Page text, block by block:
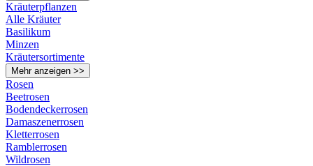
Kräuterpflanzen
Alle Kräuter
Basilikum
Minzen
Kräutersortimente
Mehr anzeigen >>
Rosen
Beetrosen
Bodendeckerrosen
Damaszenerrosen
Kletterrosen
Ramblerrosen
Wildrosen